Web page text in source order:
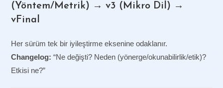
(Yöntem/Metrik) → v3 (Mikro Dil) →
vFinal
Her sürüm tek bir iyileştirme eksenine odaklanır.
Changelog: “Ne değişti? Neden (yönerge/okunabilirlik/etik)?
Etkisi ne?”